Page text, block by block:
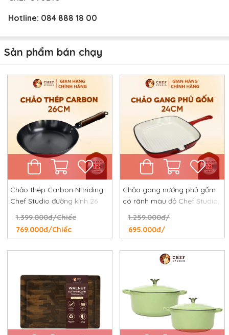
Hotline: 084 888 18 00
Sản phẩm bán chạy
Chảo thép Carbon Nitriding
Chef Studio đường kính 26
cm, chống dính tự nhiên,
chống rỉ, chống xước
1.399.000đ/Chiếc
769.000đ/Chiếc
Chảo gang nướng phủ gốm
có rãnh màu đỏ Chef Studio,
đường kính 24 cm
1.259.000đ/
695.000đ/